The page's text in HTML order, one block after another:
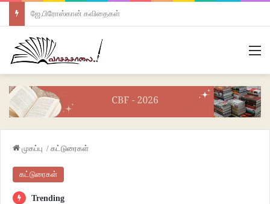
ஜே.பிரோஸ்கான் கவிதைகள்
முகப்பு / கட்டுரைகள்
கட்டுரைகள்
Trending